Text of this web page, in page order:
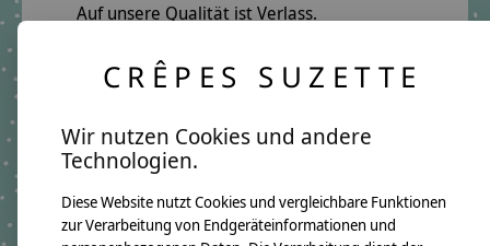
Auf unsere Qualität ist Verlass.
Namenskissen Lilly 2016
GTIN: 4250608109773
Kissenmaße:
Höhe ca. 30cm
Material:
CRÊPES SUZETTE
Wir nutzen Cookies und andere
Technologien.
Diese Website nutzt Cookies und vergleichbare Funktionen
zur Verarbeitung von Endgeräteinformationen und